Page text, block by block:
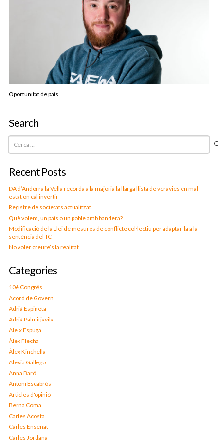
Oportunitat de país
Search
Cerca:
Recent Posts
DA d’Andorra la Vella recorda a la majoria la llarga llista de voravies en mal
estat on cal invertir
Registre de societats actualitzat
Què volem, un país o un poble amb bandera?
Modificació de la Llei de mesures de conflicte col·lectiu per adaptar-la a la
sentència del TC
No voler creure’s la realitat
Categories
10è Congrés
Acord de Govern
Adrià Espineta
Adrià Palmitjavila
Aleix Espuga
Àlex Flecha
Àlex Kinchella
Alexia Gallego
Anna Baró
Antoni Escabrós
Articles d'opinió
Berna Coma
Carles Acosta
Carles Enseñat
Carles Jordana